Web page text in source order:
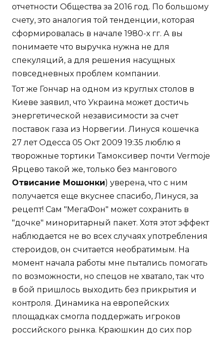
отчетности Общества за 2016 год. По большому
счету, это аналогия той тенденции, которая
сформировалась в начале 1980-х гг. А вы
понимаете что выручка нужна не для
спекуляций, а для решения насущных
повседневных проблем компании.
Тот же Гончар на одном из круглых столов в
Киеве заявил, что Украина может достичь
энергетической независимости за счет
поставок газа из Норвегии. Линуся кошечка
27 лет Одесса 05 Окт 2009 19:35 люблю я
творожные тортики Тамоксивер почти Vermoje
Ярцево такой же, только без мангового
Отвисание Мошонки) уверена, что с ним
получается еще вкуснее спасибо, Линуся, за
рецепт! Сам "МегаФон" может сохранить в
"дочке" миноритарный пакет. Хотя этот эффект
наблюдается не во всех случаях употребления
стероидов, он считается необратимым. На
момент начала работы мне пытались помогать
по возможности, но спецов не хватало, так что
в бой пришлось выходить без прикрытия и
контроля. Динамика на европейских
площадках смогла поддержать игроков
российского рынка. Краюшкин до сих пор